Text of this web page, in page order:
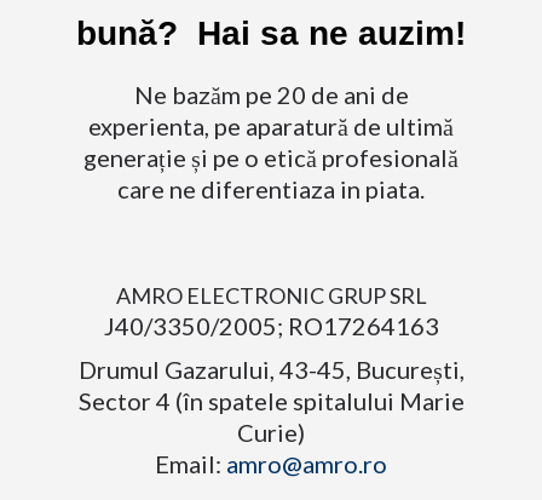
bună? Hai sa ne auzim!
Ne bazăm pe 20 de ani de
experienta, pe aparatură de ultimă
generație și pe o etică profesională
care ne diferentiaza in piata.
AMRO ELECTRONIC GRUP SRL
J40/3350/2005; RO17264163
Drumul Gazarului, 43-45, București,
Sector 4 (în spatele spitalului Marie
Curie)
Email: amro@amro.ro